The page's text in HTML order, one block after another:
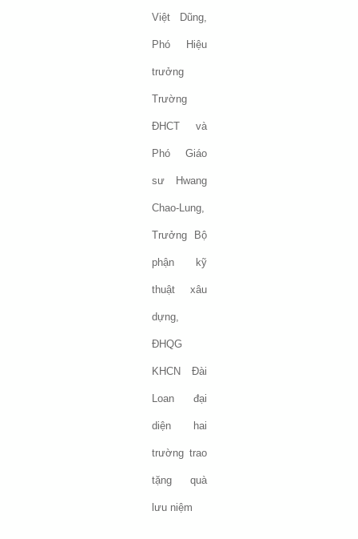
Việt Dũng,
Phó Hiệu
trưởng
Trường
ĐHCT và
Phó Giáo
sư Hwang
Chao-Lung,
Trưởng Bộ
phận kỹ
thuật xâu
dựng,
ĐHQG
KHCN Đài
Loan đại
diện hai
trường trao
tặng quà
lưu niệm